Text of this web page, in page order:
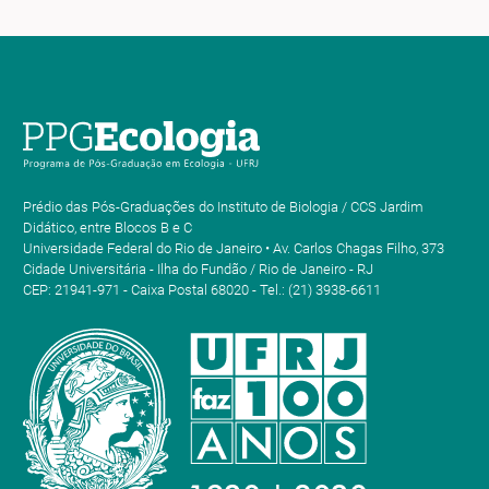
Prédio das Pós-Graduações do Instituto de Biologia / CCS Jardim
Didático, entre Blocos B e C
Universidade Federal do Rio de Janeiro • Av. Carlos Chagas Filho, 373
Cidade Universitária - Ilha do Fundão / Rio de Janeiro - RJ
CEP: 21941-971 - Caixa Postal 68020 - Tel.: (21) 3938-6611